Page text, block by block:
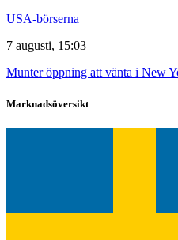
USA-börserna
7 augusti, 15:03
Munter öppning att vänta i New
Marknadsöversikt